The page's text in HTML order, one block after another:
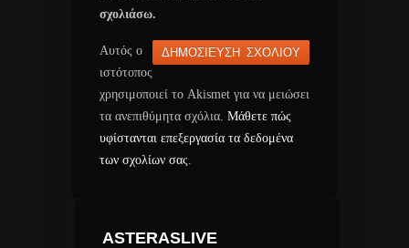
σχολιάσω.
Αυτός ο
ιστότοπος
χρησιμοποιεί το Akismet για να μειώσει
τα ανεπιθύμητα σχόλια. Μάθετε πώς
υφίστανται επεξεργασία τα δεδομένα
των σχολίων σας
ASTERASLIVE